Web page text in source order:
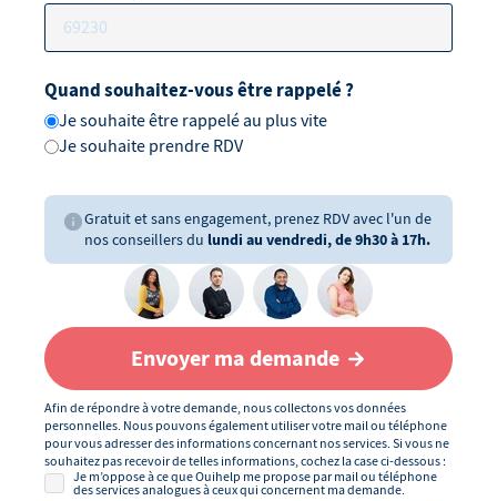
Quand souhaitez-vous être rappelé ?
Je souhaite être rappelé au plus vite
Je souhaite prendre RDV
Gratuit et sans engagement, prenez RDV avec l'un de
nos conseillers du lundi au vendredi, de 9h30 à 17h.
Envoyer ma demande
Afin de répondre à votre demande, nous collectons vos données
personnelles. Nous pouvons également utiliser votre mail ou téléphone
pour vous adresser des informations concernant nos services. Si vous ne
souhaitez pas recevoir de telles informations, cochez la case ci-dessous :
Je m’oppose à ce que Ouihelp me propose par mail ou téléphone
des services analogues à ceux qui concernent ma demande.